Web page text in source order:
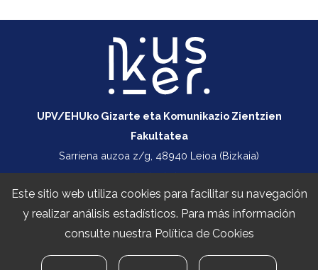
UPV/EHUko Gizarte eta Komunikazio Zientzien
Fakultatea
Sarriena auzoa z/g, 48940 Leioa (Bizkaia)
+34 747 414 355
ikusiker@ehu.eus
Política de privacidad
Política de cookies
Este sitio web utiliza cookies para facilitar su navegación
y realizar análisis estadísticos. Para más información
consulte nuestra Política de Cookies